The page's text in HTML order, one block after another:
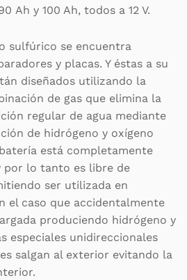
Ah y 100 Ah, todos a 12 V.
sulfúrico se encuentra
y placas. Y éstas a su
diseñados utilizando la
de gas que elimina la
regular de agua mediante
de hidrógeno y oxígeno
está completamente
por lo tanto es libre de
ser utilizada en
el caso que accidentalmente
produciendo hidrógeno y
especiales unidireccionales
salgan al exterior evitando la